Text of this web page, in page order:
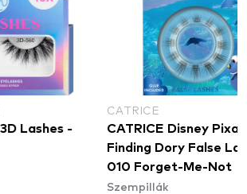
Lashes -
CATRICE
CATRICE Disney Pixar
Finding Dory False
010 Forget-Me-Not
Szempillák